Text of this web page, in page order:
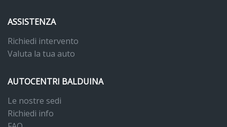
ASSISTENZA
Richiedi intervento
Valuta la tua auto
AUTOCENTRI BALDUINA
Le nostre sedi
Richiedi info